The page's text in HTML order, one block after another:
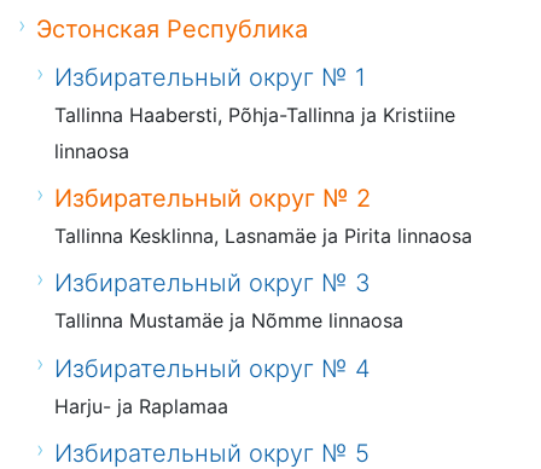
Эстонская Республика
Избирательный округ № 1
Tallinna Haabersti, Põhja-Tallinna ja Kristiine
linnaosa
Избирательный округ № 2
Tallinna Kesklinna, Lasnamäe ja Pirita linnaosa
Избирательный округ № 3
Tallinna Mustamäe ja Nõmme linnaosa
Избирательный округ № 4
Harju- ja Raplamaa
Избирательный округ № 5